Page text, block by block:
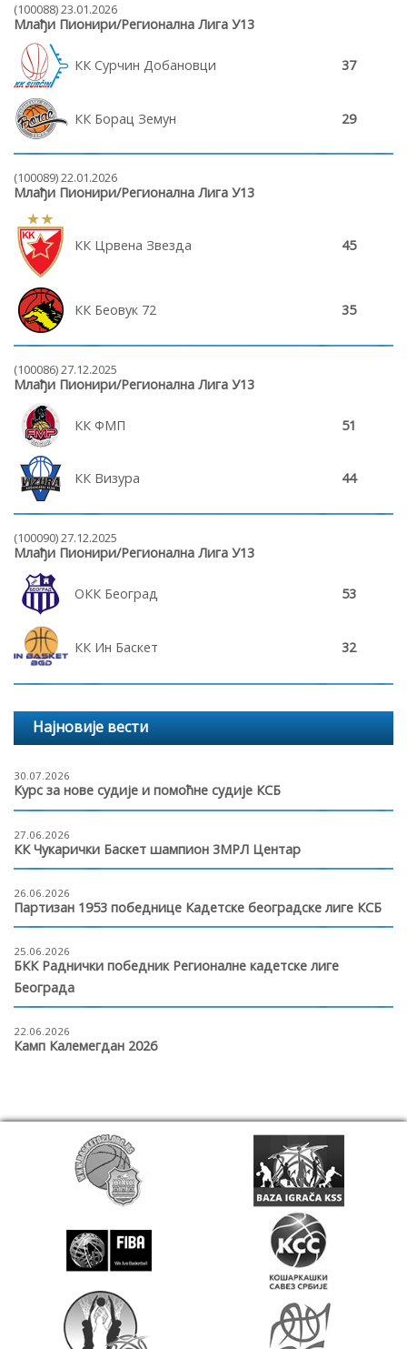
(100088) 23.01.2026
Млађи Пионири/Регионална Лига У13
КК Сурчин Добановци 37
КК Борац Земун 29
(100089) 22.01.2026
Млађи Пионири/Регионална Лига У13
КК Црвена Звезда 45
КК Беовук 72 35
(100086) 27.12.2025
Млађи Пионири/Регионална Лига У13
КК ФМП 51
КК Визура 44
(100090) 27.12.2025
Млађи Пионири/Регионална Лига У13
ОКК Београд 53
КК Ин Баскет 32
Најновије вести
30.07.2026
Курс за нове судије и помоћне судије КСБ
27.06.2026
КК Чукарички Баскет шампион 3МРЛ Центар
26.06.2026
Партизан 1953 победнице Кадетске београдске лиге КСБ
25.06.2026
БКК Раднички победник Регионалне кадетске лиге
Београда
22.06.2026
Камп Калемегдан 2026